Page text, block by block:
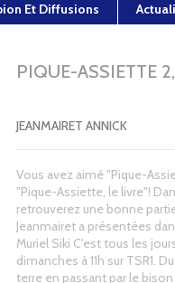
Et Diffusions
PIQUE-ASSIETTE
JEANMAIRET ANNICK
Vous avez aimé "Pique-
"Pique-Assiette, le livre"!
retrouverez une bonne
Jeanmairet a présentées
Muriel Siki C'est tous les
dimanches à 11h sur TSR1.
terre en passant par le